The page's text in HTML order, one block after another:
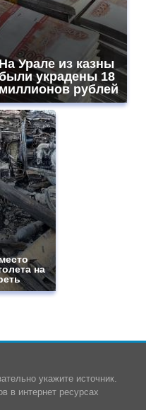
На Урале из казны
украдены 18
миллионов рублей
на
укажите источник.
в интернет ресурсах